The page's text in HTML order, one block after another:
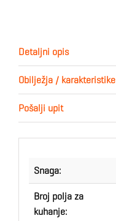
Detaljni opis
Obilježja / karakteristike
Pošalji upit
Snaga:
Broj polja za
kuhanje: